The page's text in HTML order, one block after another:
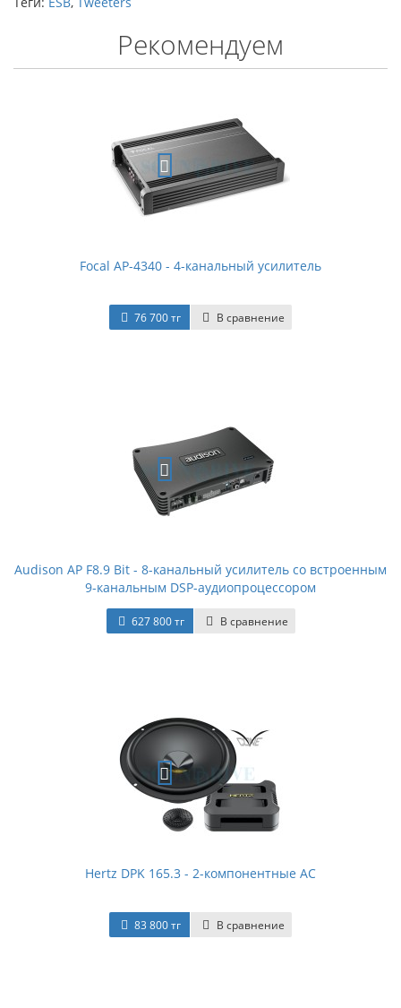
Рекомендуем
Focal AP-4340 - 4-канальный усилитель
76 700 тг В сравнение
Audison AP F8.9 Bit - 8-канальный усилитель со встроенным
9-канальным DSP-аудиопроцессором
627 800 тг В сравнение
Hertz DPK 165.3 - 2-компонентные АС
83 800 тг В сравнение